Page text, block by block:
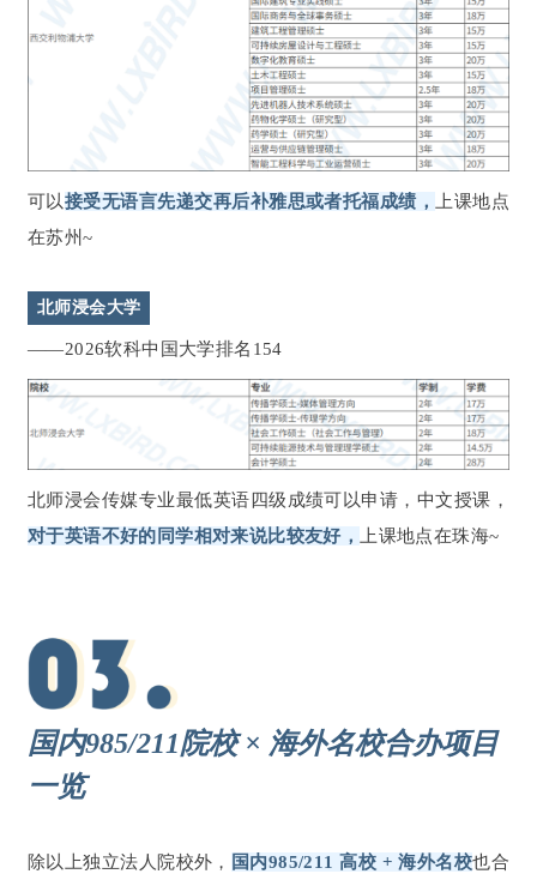
可以接受无语言先递交再后补雅思或者托福成绩，
上课地点
在苏州~
北师浸会大学
——2026软科中国大学排名154
北师浸会传媒专业最低英语四级成绩可以申请，中文授课，
对于英语不好的同学相对来说比较友好，
上课地点在珠海~
国内985/211院校 × 海外名校合办项目
一览
除以上独立法人院校外， 国内985/211 高校 + 海外名校也合